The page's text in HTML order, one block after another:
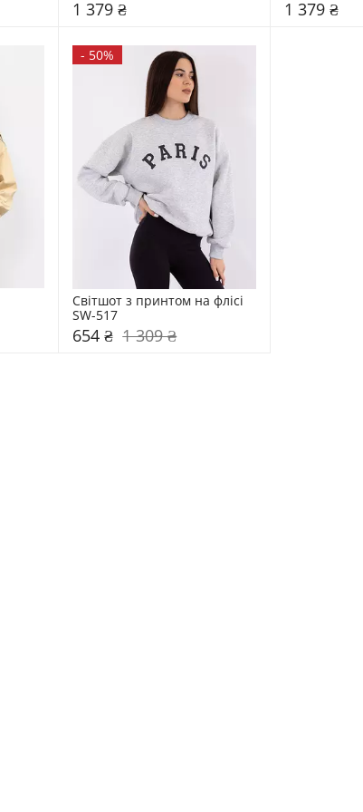
1 379 ₴ 1 379 ₴
- 50%
Світшот з принтом на флісі
SW-517
654 ₴ 1 309 ₴